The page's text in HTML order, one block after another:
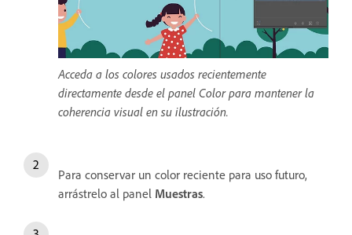
Acceda a los colores usados recientemente
directamente desde el panel Color para mantener la
coherencia visual en su ilustración.
Para conservar un color reciente para uso futuro,
arrástrelo al panel Muestras.